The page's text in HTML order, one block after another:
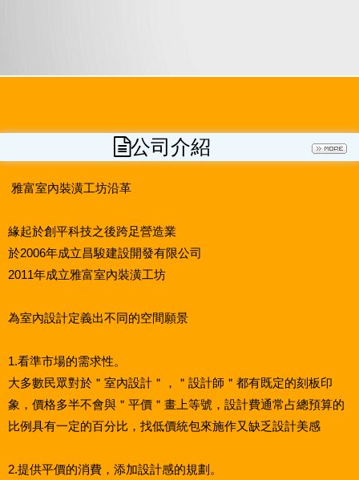
公司介紹
雅富室內裝潢工坊沿革
緣起於創平科技之後跨足營造業
於2006年成立昌駿建設開發有限公司
2011年成立雅富室內裝潢工坊
為室內設計定義出不同的空間願景
1.看準市場的需求性。
大多數民眾對於＂室內設計＂，＂設計師＂都有既定的刻板印
象，價格多半不會與＂平價＂畫上等號，設計費通常占總預算的
比例具有一定的百分比，找低價統包來施作又缺乏設計美感
2.提供平價的消費，添加設計感的規劃。